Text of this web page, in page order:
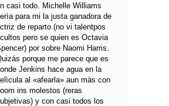
casi todo. Michelle Williams
para mi la justa ganadora de
de reparto (no vi talentpos
pero se quien es Octavia
por sobre Naomi Harris.
porque me parece que es
Jenkins hace agua en la
al «afearla» aun màs con
ins molestos (reras
y con casi todos los